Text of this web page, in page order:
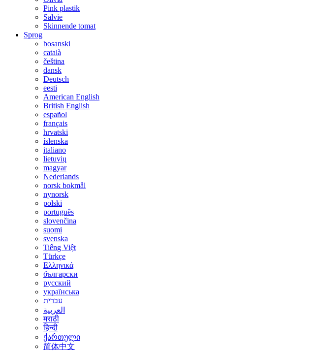
Pink plastik
Salvie
Skinnende tomat
Sprog
bosanski
català
čeština
dansk
Deutsch
eesti
American English
British English
español
français
hrvatski
íslenska
italiano
lietuvių
magyar
Nederlands
norsk bokmål
nynorsk
polski
português
slovenčina
suomi
svenska
Tiếng Việt
Türkçe
Ελληνικά
български
русский
українська
עברית
العربية
मराठी
हिन्दी
ქართული
简体中文